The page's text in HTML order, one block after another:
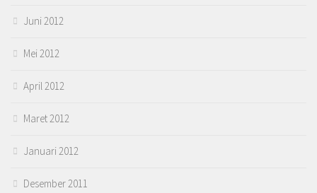
Juni 2012
Mei 2012
April 2012
Maret 2012
Januari 2012
Desember 2011